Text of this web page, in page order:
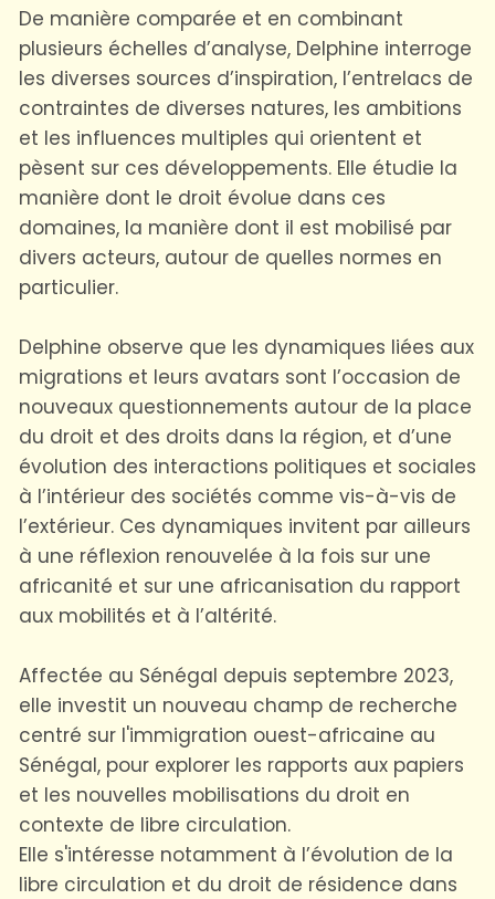
De manière comparée et en combinant
plusieurs échelles d’analyse, Delphine interroge
les diverses sources d’inspiration, l’entrelacs de
contraintes de diverses natures, les ambitions
et les influences multiples qui orientent et
pèsent sur ces développements. Elle étudie la
manière dont le droit évolue dans ces
domaines, la manière dont il est mobilisé par
divers acteurs, autour de quelles normes en
particulier.
Delphine observe que les dynamiques liées aux
migrations et leurs avatars sont l’occasion de
nouveaux questionnements autour de la place
du droit et des droits dans la région, et d’une
évolution des interactions politiques et sociales
à l’intérieur des sociétés comme vis-à-vis de
l’extérieur. Ces dynamiques invitent par ailleurs
à une réflexion renouvelée à la fois sur une
africanité et sur une africanisation du rapport
aux mobilités et à l’altérité.
Affectée au Sénégal depuis septembre 2023,
elle investit un nouveau champ de recherche
centré sur l'immigration ouest-africaine au
Sénégal, pour explorer les rapports aux papiers
et les nouvelles mobilisations du droit en
contexte de libre circulation.
Elle s'intéresse notamment à l’évolution de la
libre circulation et du droit de résidence dans